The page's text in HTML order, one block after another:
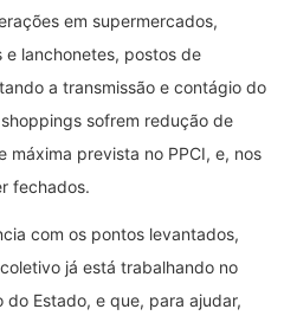
em supermercados,
e lanchonetes, postos de
a transmissão e contágio do
sofrem redução de
máxima prevista no PPCI, e, nos
fechados.
com os pontos levantados,
já está trabalhando no
Estado, e que, para ajudar,